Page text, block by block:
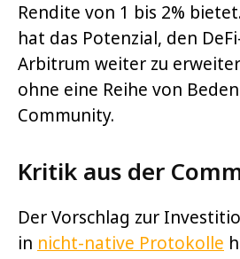
Rendite von 1 bis 2%
hat das Potenzial, den
Arbitrum weiter zu
ohne eine Reihe von
Community.
Kritik aus der
Der Vorschlag zur
in nicht-native Protokolle